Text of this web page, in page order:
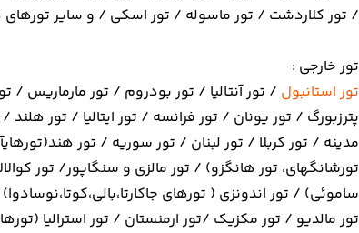
/ تور کلاردشت / تور ماسوله / تور اسکی / و سایر تورهای
تور خارجی :
تور استانبول / تور آنتالیا / تور بودروم / تور
پترزبورگ / تور یونان / تور فرانسه / تور ایتالیا / تور
مدینه / تور کربلا / تور لبنان / تور سوریه / تور
تورشانگهای، تور هانگزو) / تور مالزی و سنگاپور/ تور
ساموئی) / تور اندونزی ( تورهای
تور مالدیو / تور مکزیک /تور ارمنستان / تور استرالیا